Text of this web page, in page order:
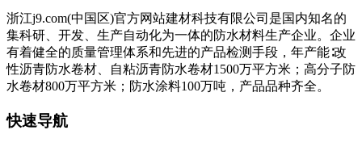
浙江j9.com(中国区)官方网站建材科技有限公司是国内知名的
集科研、开发、生产自动化为一体的防水材料生产企业。企业
有着健全的质量管理体系和先进的产品检测手段，年产能∶改
性沥青防水卷材、自粘沥青防水卷材1500万平方米；高分子防
水卷材800万平方米；防水涂料100万吨，产品品种齐全。
快速导航